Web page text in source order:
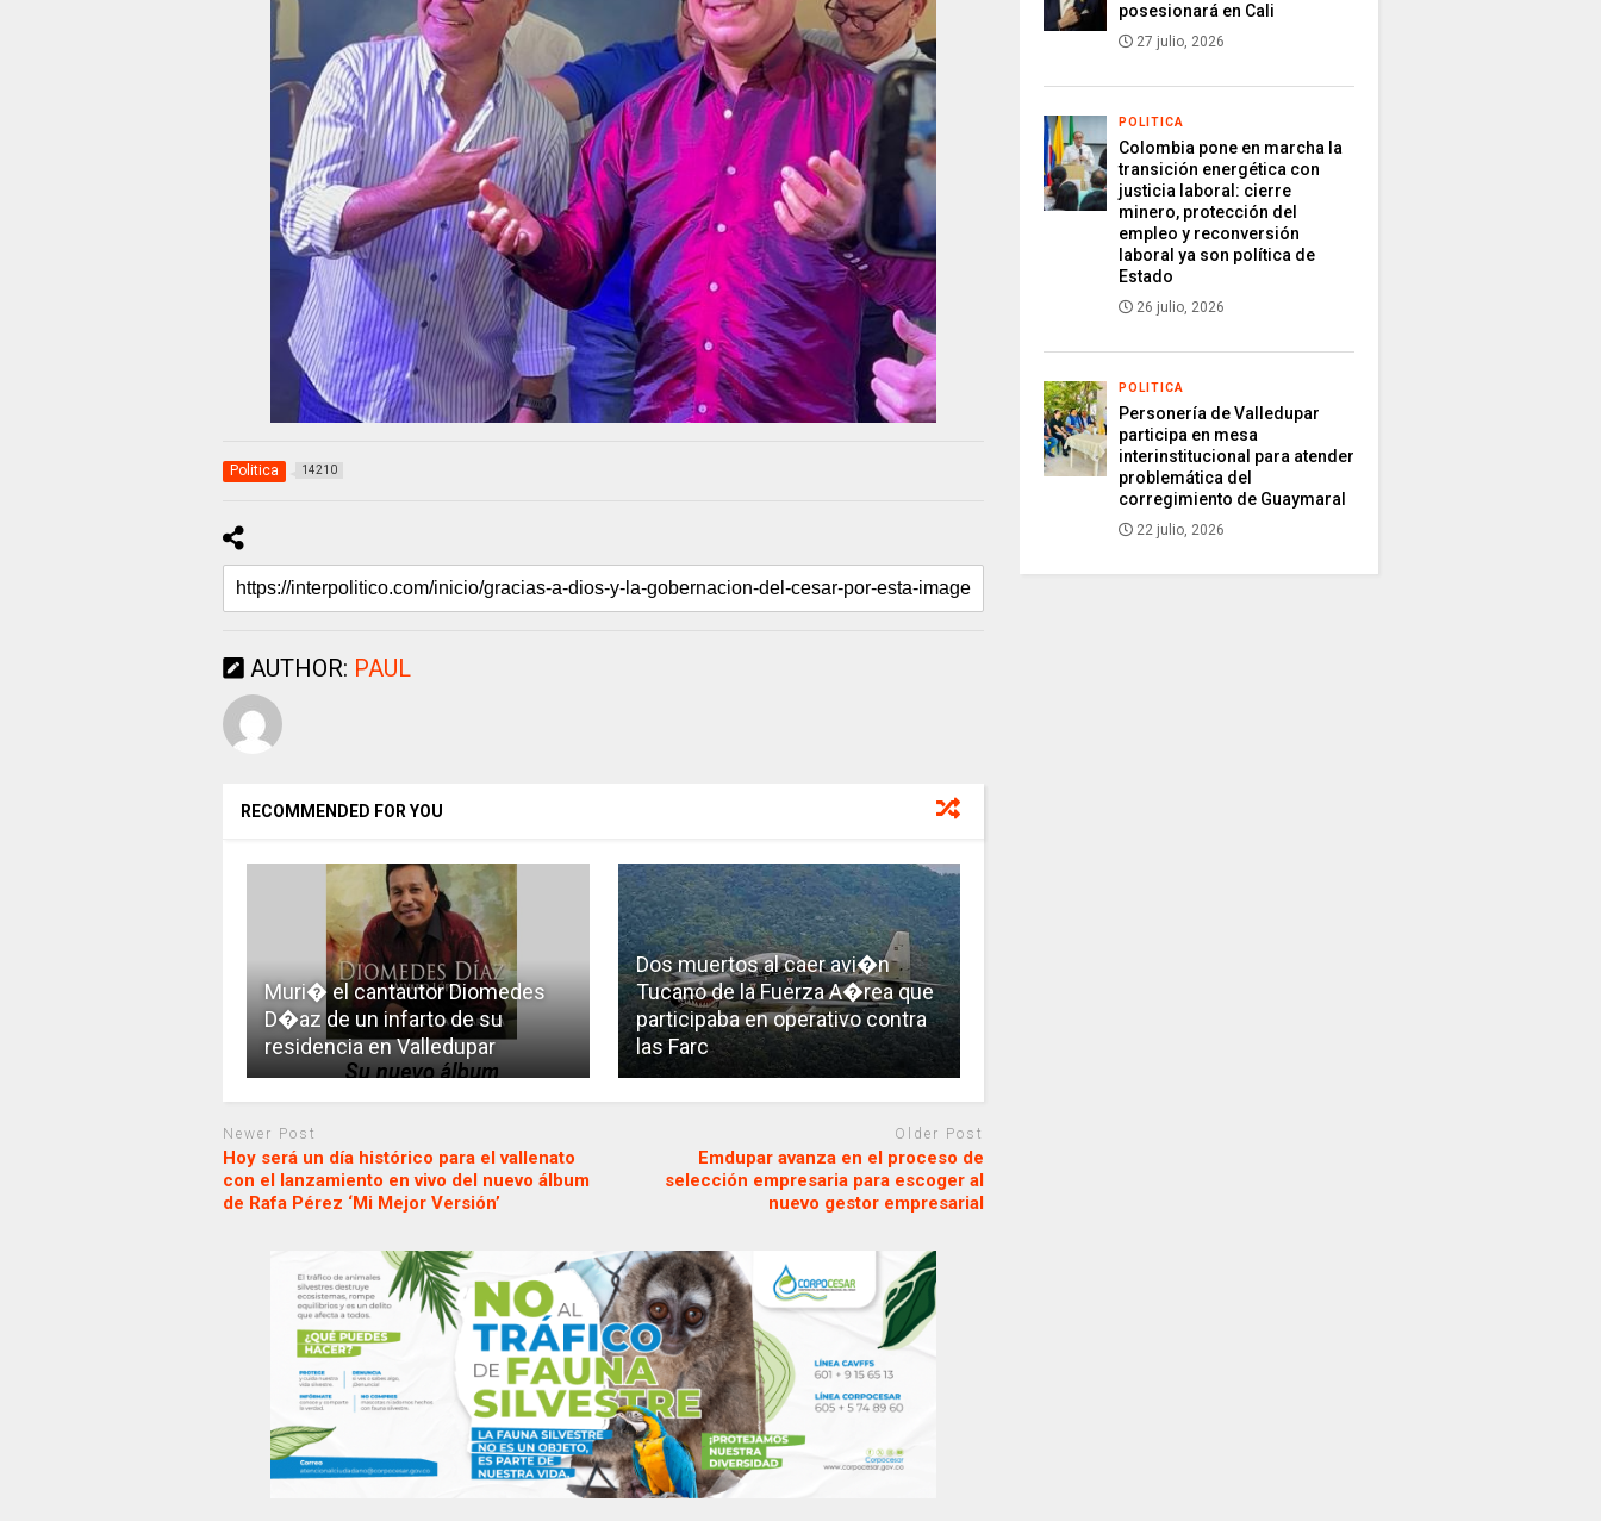
Politica 14210
AUTHOR: PAUL
RECOMMENDED FOR YOU
Muri� el cantautor Diomedes
D�az de un infarto de su
residencia en Valledupar
Dos muertos al caer avi�n
Tucano de la Fuerza A�rea que
participaba en operativo contra
las Farc
Newer Post
Hoy será un día histórico para el vallenato
con el lanzamiento en vivo del nuevo álbum
de Rafa Pérez ‘Mi Mejor Versión’
Older Post
Emdupar avanza en el proceso de
selección empresaria para escoger al
nuevo gestor empresarial
posesionará en Cali
27 julio, 2026
POLITICA
Colombia pone en marcha la
transición energética con
justicia laboral: cierre
minero, protección del
empleo y reconversión
laboral ya son política de
Estado
26 julio, 2026
POLITICA
Personería de Valledupar
participa en mesa
interinstitucional para atender
problemática del
corregimiento de Guaymaral
22 julio, 2026